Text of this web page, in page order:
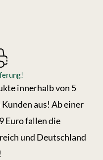
innerhalb von 5
aus! Ab einer
Euro fallen die
und Deutschland